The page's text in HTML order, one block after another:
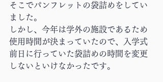
そこでパンフレットの袋詰めをしてい
ました。
しかし、今年は学外の施設であるため
使用時間が決まっていたので、入学式
前日に行っていた袋詰めの時間を変更
しないといけなかったです。